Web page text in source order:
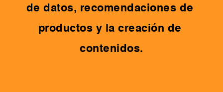
de datos, recomendaciones de
productos y la creación de
contenidos.